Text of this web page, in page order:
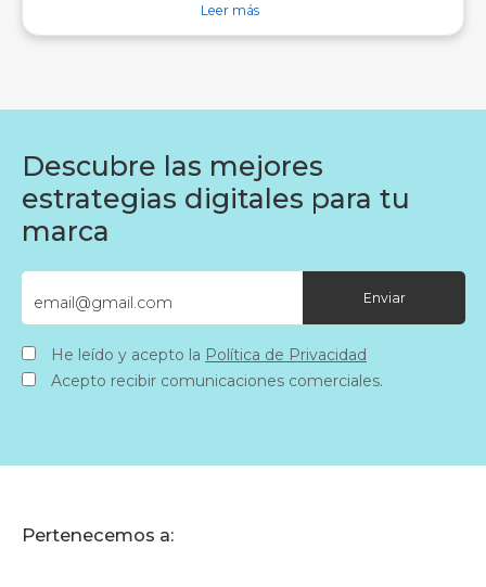
Leer mássobre entrada Cómo captar
Descubre las mejores
estrategias digitales para tu
marca
He leído y acepto la Política de Privacidad
Acepto recibir comunicaciones comerciales.
Pertenecemos a: